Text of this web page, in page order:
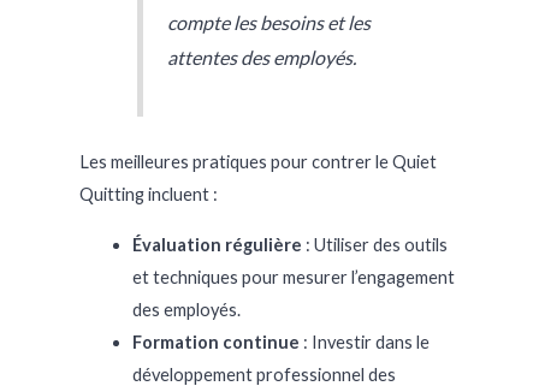
compte les besoins et les
attentes des employés.
Les meilleures pratiques pour contrer le Quiet
Quitting incluent :
Évaluation régulière : Utiliser des outils
et techniques pour mesurer l’engagement
des employés.
Formation continue : Investir dans le
développement professionnel des